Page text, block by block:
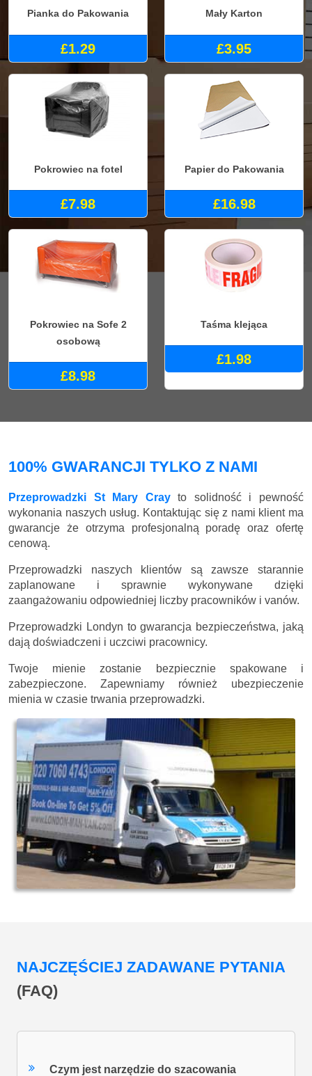
Pianka do Pakowania
£1.29
Mały Karton
£3.95
Pokrowiec na fotel
£7.98
Papier do Pakowania
£16.98
Pokrowiec na Sofe 2
osobową
£8.98
Taśma klejąca
£1.98
100% GWARANCJI TYLKO Z NAMI
Przeprowadzki St Mary Crayto solidność i pewność
wykonania naszych usług. Kontaktując się z nami klient ma
gwarancje że otrzyma profesjonalną poradę oraz ofertę
cenową.
Przeprowadzki naszych klientów są zawsze starannie
zaplanowane i sprawnie wykonywane dzięki
zaangażowaniu odpowiedniej liczby pracowników i vanów.
Przeprowadzki Londyn to gwarancja bezpieczeństwa, jaką
dają doświadczeni i uczciwi pracownicy.
Twoje mienie zostanie bezpiecznie spakowane i
zabezpieczone. Zapewniamy również ubezpieczenie
mienia w czasie trwania przeprowadzki.
NAJCZĘŚCIEJ ZADAWANE PYTANIA
(FAQ)
Czym jest narzędzie do szacowania